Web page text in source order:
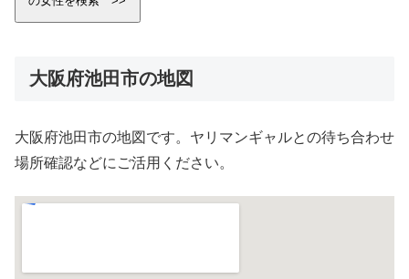
大阪府池田市の地図
大阪府池田市の地図です。ヤリマンギャルとの待ち合わせ
場所確認などにご活用ください。